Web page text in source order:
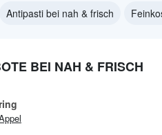
Antipasti bei nah & frisch
BEI NAH & FRISCH